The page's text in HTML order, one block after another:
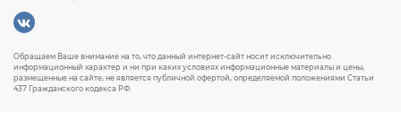
Обращаем Ваше внимание на то, что данный интернет-сайт носит исключительно
информационный характер и ни при каких условиях информационные материалы и цены,
размещенные на сайте, не является публичной офертой, определяемой положениями Статьи
437 Гражданского кодекса РФ.